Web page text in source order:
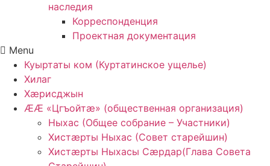
наследия
Корреспонденция
Проектная документация
Menu
Куыртаты ком (Куртатинское ущелье)
Хилаг
Хӕрисджын
ӔӔ «Цгъойтӕ» (общественная организация)
Ныхас (Общее собрание – Участники)
Хистӕрты Ныхас (Совет старейшин)
Хистӕрты Ныхасы Сӕрдар(Глава Совета